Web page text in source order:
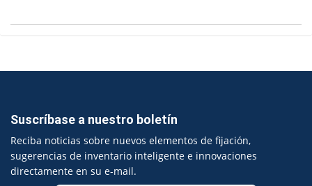
Suscríbase a nuestro boletín
Reciba noticias sobre nuevos elementos de fijación,
sugerencias de inventario inteligente e innovaciones
directamente en su e-mail.